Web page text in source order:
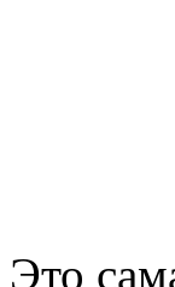
Это